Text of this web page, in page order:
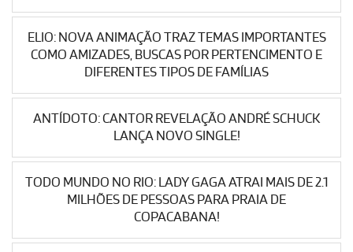
ELIO: NOVA ANIMAÇÃO TRAZ TEMAS IMPORTANTES
COMO AMIZADES, BUSCAS POR PERTENCIMENTO E
DIFERENTES TIPOS DE FAMÍLIAS
ANTÍDOTO: CANTOR REVELAÇÃO ANDRÉ SCHUCK
LANÇA NOVO SINGLE!
TODO MUNDO NO RIO: LADY GAGA ATRAI MAIS DE 2.1
MILHÕES DE PESSOAS PARA PRAIA DE
COPACABANA!